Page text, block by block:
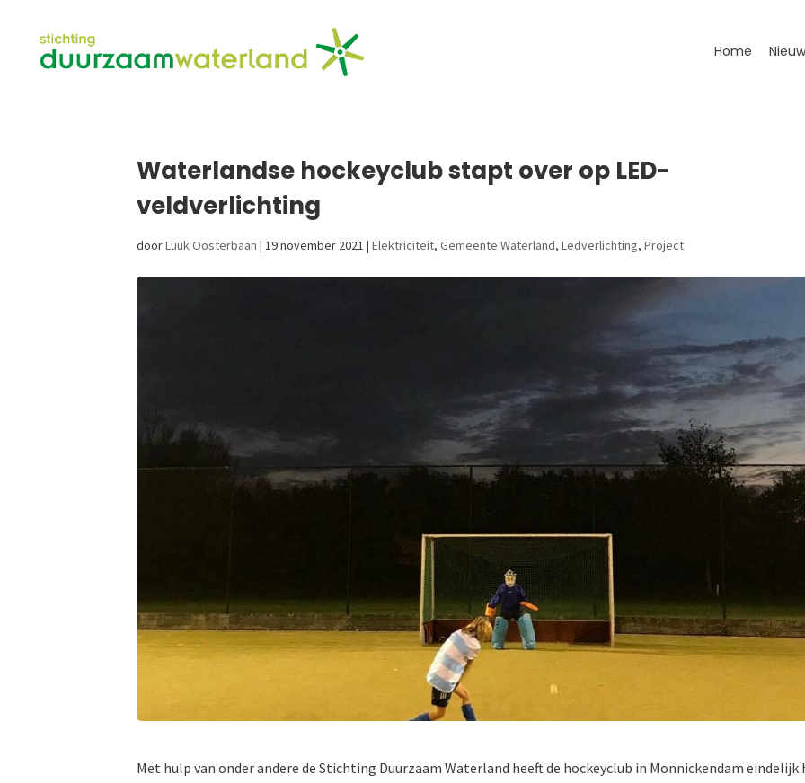
Home
Waterlandse hockeyclub stapt over op LED-
veldverlichting
doorLuuk Oosterbaan | 19 november 2021 | Elektriciteit, Gemeente Waterland, Ledverlichting, Project
Met hulp van onder andere de Stichting Duurzaam Waterland heeft de hockeyclub in Monnickendam eindelijk